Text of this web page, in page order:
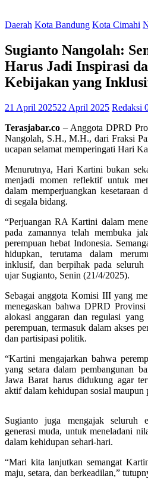
Daerah Kota Bandung Kota Cimahi
Sugianto Nangolah:
Harus Jadi Inspirasi
Kebijakan yang
21 April 202522 April 2025 Redaksi
Terasjabar.co – Anggota DPRD
Nangolah, S.H., M.H., dari Fraksi
ucapan selamat memperingati Hari
Menurutnya, Hari Kartini bukan
menjadi momen reflektif untuk
dalam memperjuangkan kesetaraan
di segala bidang.
“Perjuangan RA Kartini dalam
pada zamannya telah membuka
perempuan hebat Indonesia.
hidupkan, terutama dalam
inklusif, dan berpihak pada seluruh
ujar Sugianto, Senin (21/4/2025).
Sebagai anggota Komisi III yang
menegaskan bahwa DPRD
alokasi anggaran dan regulasi yang
perempuan, termasuk dalam akses
dan partisipasi politik.
“Kartini mengajarkan bahwa
yang setara dalam pembangunan
Jawa Barat harus didukung agar
aktif dalam kehidupan sosial maupun
Sugianto juga mengajak seluruh
generasi muda, untuk meneladani
dalam kehidupan sehari-hari.
“Mari kita lanjutkan semangat
maju, setara, dan berkeadilan,”